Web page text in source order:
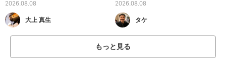
2026.08.08
大上 真生
2026.08.08
タケ
もっと見る